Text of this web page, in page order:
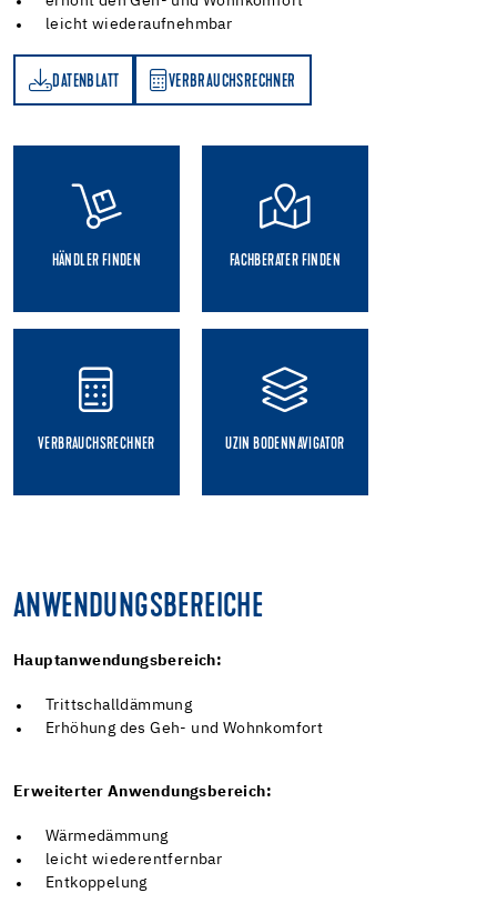
leicht wiederaufnehmbar
DATENBLATT VERBRAUCHSRECHNER
HÄNDLER FINDEN FACHBERATER FINDEN
VERBRAUCHSRECHNER UZIN BODENNAVIGATOR
ANWENDUNGSBEREICHE
Hauptanwendungsbereich:
Trittschalldämmung
Erhöhung des Geh- und Wohnkomfort
Erweiterter Anwendungsbereich:
Wärmedämmung
leicht wiederentfernbar
Entkoppelung